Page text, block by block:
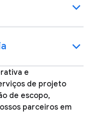
e
de projeto
de escopo,
parceiros em